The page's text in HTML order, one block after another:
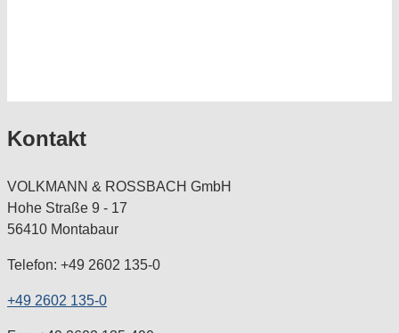
Kontakt
VOLKMANN & ROSSBACH GmbH
Hohe Straße 9 - 17
56410 Montabaur
Telefon: +49 2602 135-0
+49 2602 135-0